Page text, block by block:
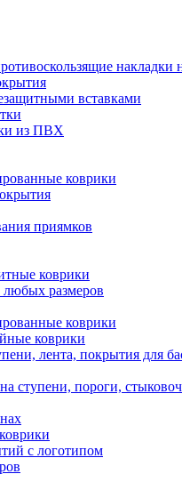
накладки
вставками
из ПВХ
коврики
приямков
коврики
любых размеров
коврики
коврики
лента, покрытия для
ступени, пороги,
с логотипом